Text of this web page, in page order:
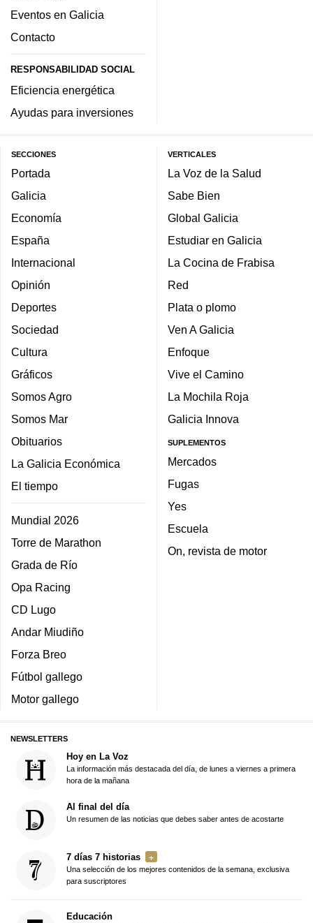
Eventos en Galicia
Contacto
RESPONSABILIDAD SOCIAL
Eficiencia energética
Ayudas para inversiones
SECCIONES
Portada
Galicia
Economía
España
Internacional
Opinión
Deportes
Sociedad
Cultura
Gráficos
Somos Agro
Somos Mar
Obituarios
La Galicia Económica
El tiempo
Mundial 2026
Torre de Marathon
Grada de Río
Opa Racing
CD Lugo
Andar Miudiño
Forza Breo
Fútbol gallego
Motor gallego
VERTICALES
La Voz de la Salud
Sabe Bien
Global Galicia
Estudiar en Galicia
La Cocina de Frabisa
Red
Plata o plomo
Ven A Galicia
Enfoque
Vive el Camino
La Mochila Roja
Galicia Innova
SUPLEMENTOS
Mercados
Fugas
Yes
Escuela
On, revista de motor
NEWSLETTERS
Hoy en La Voz
La información más destacada del día, de lunes a viernes a primera
hora de la mañana
Al final del día
Un resumen de las noticias que debes saber antes de acostarte
7 días 7 historias
Una selección de los mejores contenidos de la semana, exclusiva
para suscriptores
Educación